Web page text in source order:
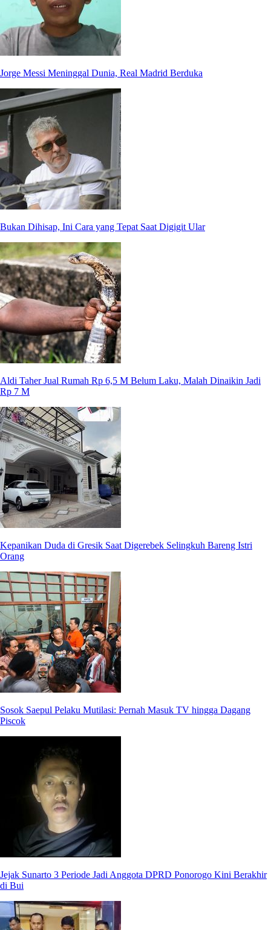
Jorge Messi Meninggal Dunia, Real Madrid Berduka
Bukan Dihisap, Ini Cara yang Tepat Saat Digigit Ular
Aldi Taher Jual Rumah Rp 6,5 M Belum Laku, Malah Dinaikin Jadi
Rp 7 M
Kepanikan Duda di Gresik Saat Digerebek Selingkuh Bareng Istri
Orang
Sosok Saepul Pelaku Mutilasi: Pernah Masuk TV hingga Dagang
Piscok
Jejak Sunarto 3 Periode Jadi Anggota DPRD Ponorogo Kini Berakhir
di Bui